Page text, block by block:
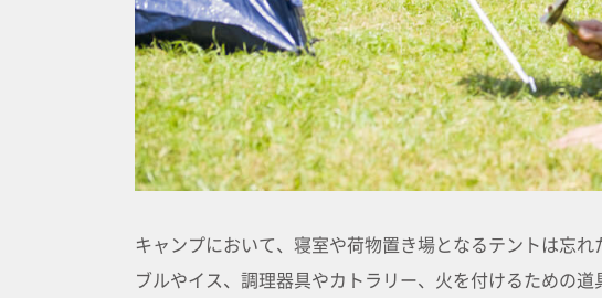
キャンプにおいて、寝室や荷物置き場となるテントは忘
ブルやイス、調理器具やカトラリー、火を付けるための